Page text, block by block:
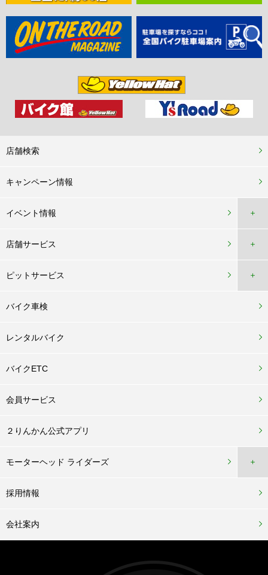
店舗検索
キャンペーン情報
イベント情報 ＋
店舗サービス ＋
ピットサービス ＋
バイク車検
レンタルバイク
バイクETC
会員サービス
２りんかん公式アプリ
モーターヘッド ライダーズ ＋
採用情報
会社案内